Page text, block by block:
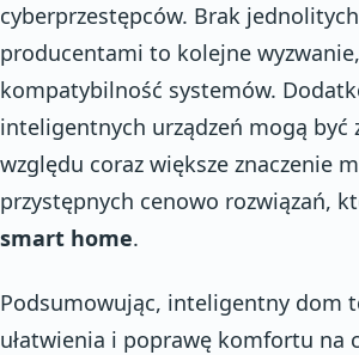
cyberprzestępców. Brak
producentami to kolejne
kompatybilność systemów.
inteligentnych urządzeń mogą być
względu coraz większe znaczenie
przystępnych cenowo rozwiązań,
smart home.
Podsumowując, inteligentny dom
ułatwienia i poprawę komfortu na